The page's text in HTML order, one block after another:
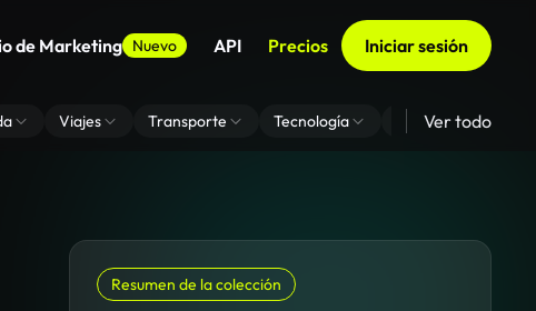
de Marketing Nuevo API Precios Iniciar sesión
Viajes Transporte Tecnología Zoom De Fondo
Ver todo
Resumen de la colección